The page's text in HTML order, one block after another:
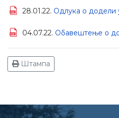
28.01.22. Одлука о додели
04.07.22. Обавештење о
Штампа